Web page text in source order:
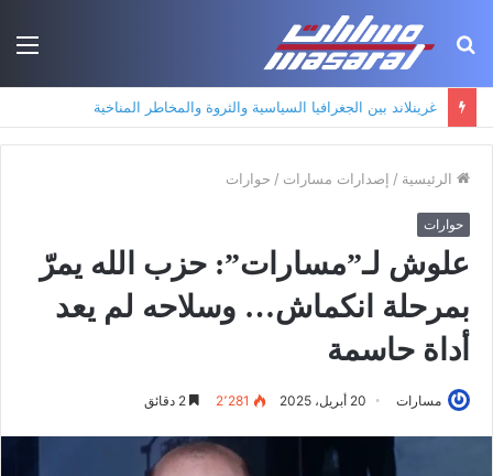
بحث
الرئيسية / إصدارات مسارات / حوارات
حوارات
علوش لـ”مسارات”: حزب الله يمرّ
بمرحلة انكماش… وسلاحه لم يعد
أداة حاسمة
مسارات 20 أبريل، 2025 2٬281